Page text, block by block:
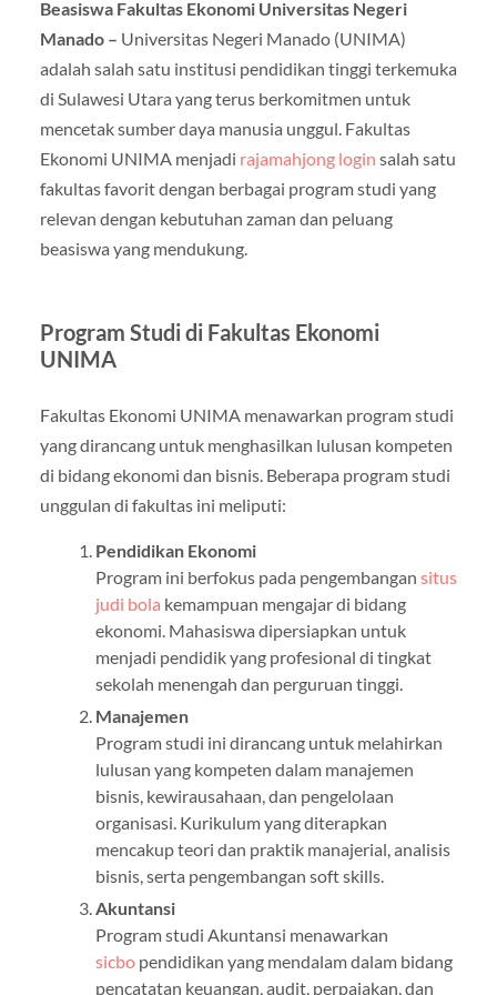
Beasiswa Fakultas Ekonomi Universitas Negeri
Manado – Universitas Negeri Manado (UNIMA)
adalah salah satu institusi pendidikan tinggi terkemuka
di Sulawesi Utara yang terus berkomitmen untuk
mencetak sumber daya manusia unggul. Fakultas
Ekonomi UNIMA menjadi rajamahjong login salah satu
fakultas favorit dengan berbagai program studi yang
relevan dengan kebutuhan zaman dan peluang
beasiswa yang mendukung.
Program Studi di Fakultas Ekonomi
UNIMA
Fakultas Ekonomi UNIMA menawarkan program studi
yang dirancang untuk menghasilkan lulusan kompeten
di bidang ekonomi dan bisnis. Beberapa program studi
unggulan di fakultas ini meliputi:
Pendidikan Ekonomi
Program ini berfokus pada pengembangan situs
judi bola kemampuan mengajar di bidang
ekonomi. Mahasiswa dipersiapkan untuk
menjadi pendidik yang profesional di tingkat
sekolah menengah dan perguruan tinggi.
Manajemen
Program studi ini dirancang untuk melahirkan
lulusan yang kompeten dalam manajemen
bisnis, kewirausahaan, dan pengelolaan
organisasi. Kurikulum yang diterapkan
mencakup teori dan praktik manajerial, analisis
bisnis, serta pengembangan soft skills.
Akuntansi
Program studi Akuntansi menawarkan
sicbopendidikan yang mendalam dalam bidang
pencatatan keuangan, audit, perpajakan, dan